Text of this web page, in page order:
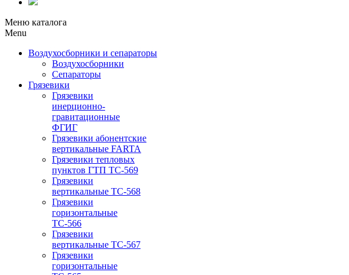
Меню каталога
Menu
Воздухосборники и сепараторы
Воздухосборники
Сепараторы
Грязевики
Грязевики
инерционно-
гравитационные
ФГИГ
Грязевики абонентские
вертикальные FARTA
Грязевики тепловых
пунктов ГТП ТС-569
Грязевики
вертикальные ТС-568
Грязевики
горизонтальные
ТС-566
Грязевики
вертикальные ТС-567
Грязевики
горизонтальные